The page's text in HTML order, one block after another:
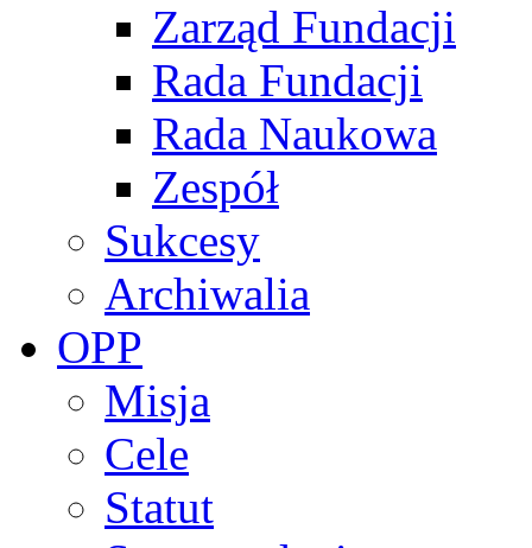
Zarząd Fundacji
Rada Fundacji
Rada Naukowa
Zespół
Sukcesy
Archiwalia
OPP
Misja
Cele
Statut